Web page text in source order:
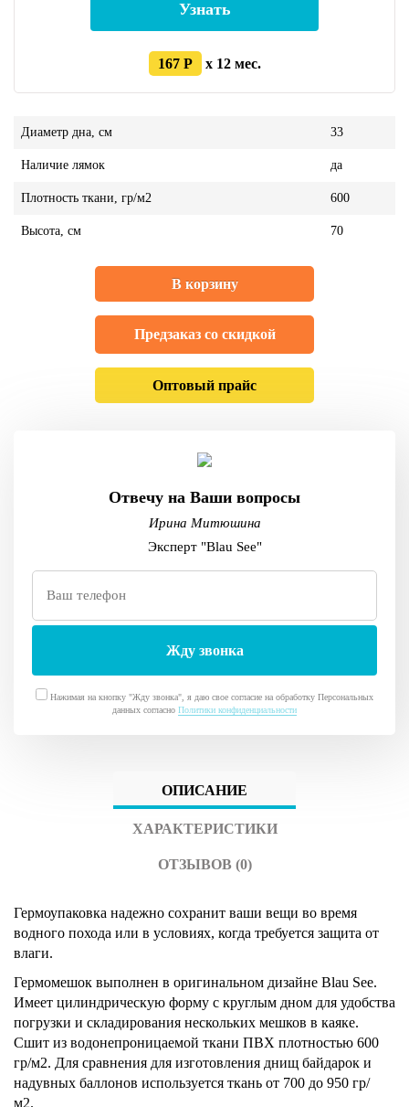
Узнать
167 Р x 12 мес.
Диаметр дна, см 33
Наличие лямок да
Плотность ткани, гр/м2 600
Высота, см 70
В корзину
Предзаказ со скидкой
Оптовый прайс
Отвечу на Ваши вопросы
Ирина Митюшина
Эксперт "Blau See"
Нажимая на кнопку "Жду звонка", я даю свое согласие на обработку Персональных
данных согласно Политики конфиденциальности
ОПИСАНИЕ
ХАРАКТЕРИСТИКИ
ОТЗЫВОВ (0)
Гермоупаковка надежно сохранит ваши вещи во время
водного похода или в условиях, когда требуется защита от
влаги.
Гермомешок выполнен в оригинальном дизайне Blau See.
Имеет цилиндрическую форму с круглым дном для удобства
погрузки и складирования нескольких мешков в каяке.
Сшит из водонепроницаемой ткани ПВХ плотностью 600
гр/м2. Для сравнения для изготовления днищ байдарок и
надувных баллонов используется ткань от 700 до 950 гр/
м2.